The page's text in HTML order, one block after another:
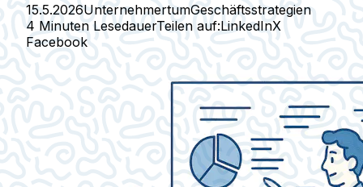
15.5.2026UnternehmertumGeschäftsstrategien
4 Minuten LesedauerTeilen auf:LinkedInX
Facebook